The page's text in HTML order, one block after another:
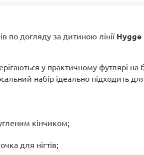
по догляду за дитиною лінії Hygge
у практичному футлярі на
набір ідеально підходить
кінчиком;
для нігтів;